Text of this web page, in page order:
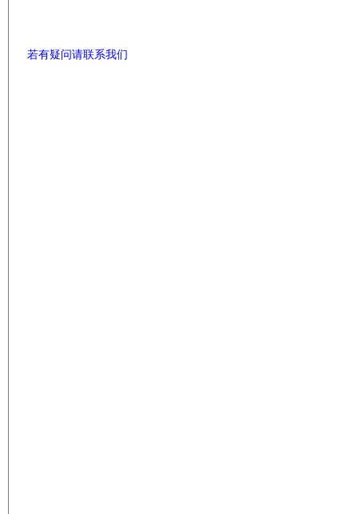
若有疑问请联系我们